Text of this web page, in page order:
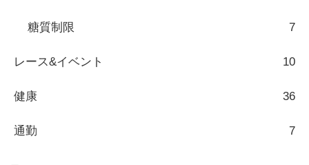
糖質制限 7
レース&イベント 10
健康 36
通勤 7